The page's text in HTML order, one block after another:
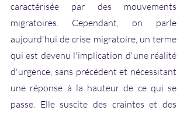
caractérisée par des mouvements
migratoires. Cependant, on parle
aujourd'hui de crise migratoire, un terme
qui est devenu l'implication d'une réalité
d'urgence, sans précédent et nécessitant
une réponse à la hauteur de ce qui se
passe. Elle suscite des craintes et des